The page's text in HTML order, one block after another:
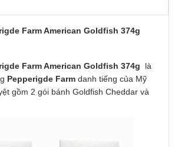
Farm American Goldfish 374g
Farm American Goldfish 374g
là
Pepperigde Farm danh tiếng của Mỹ
gồm 2 gói bánh Goldfish Cheddar và